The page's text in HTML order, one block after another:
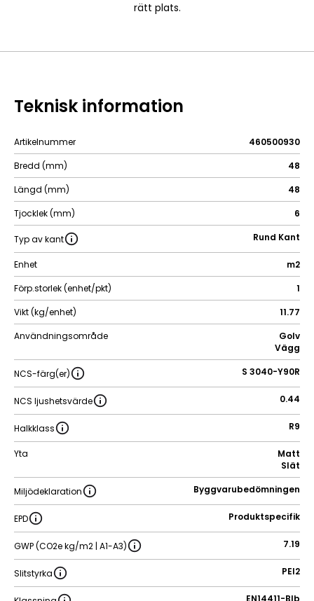
rätt plats.
Teknisk information
Artikelnummer
460500930
Bredd (mm)
48
Längd (mm)
48
Tjocklek (mm)
6
Typ av kant Rund Kant
Enhet
m2
Förp.storlek (enhet/pkt)
1
Vikt (kg/enhet)
11.77
Användningsområde
Golv
Vägg
NCS-färg(er) S 3040-Y90R
NCS ljushetsvärde 0.44
Halkklass R9
Yta
Matt
Slät
Miljödeklaration Byggvarubedömningen
EPD Produktspecifik
GWP (CO2e kg/m2 | A1-A3) 7.19
Slitstyrka PEI2
EN14411-BIb